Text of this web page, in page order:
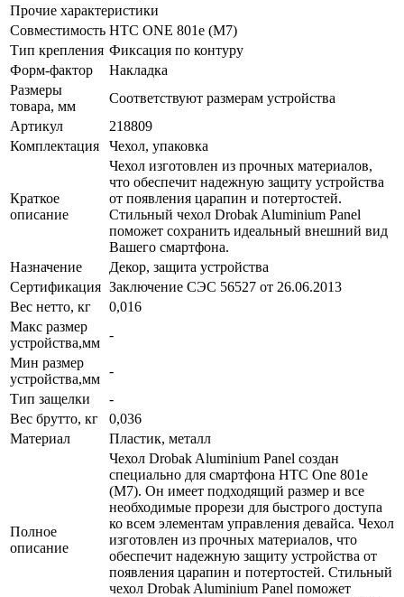
Прочие характеристики
Совместимость HTC ONE 801e (M7)
Тип крепления Фиксация по контуру
Форм-фактор
Накладка
Размеры
товара, мм
Соответствуют размерам устройства
Артикул
218809
Комплектация
Чехол, упаковка
Краткое
описание
Чехол изготовлен из прочных материалов,
что обеспечит надежную защиту устройства
от появления царапин и потертостей.
Стильный чехол Drobak Aluminium Panel
поможет сохранить идеальный внешний вид
Вашего смартфона.
Назначение
Декор, защита устройства
Сертификация Заключение СЭС 56527 от 26.06.2013
Вес нетто, кг
0,016
Макс размер
устройства,мм
-
Мин размер
устройства,мм
-
Тип защелки
-
Вес брутто, кг
0,036
Материал
Пластик, металл
Полное
описание
Чехол Drobak Aluminium Panel создан
специально для смартфона HTC One 801e
(M7). Он имеет подходящий размер и все
необходимые прорези для быстрого доступа
ко всем элементам управления девайса. Чехол
изготовлен из прочных материалов, что
обеспечит надежную защиту устройства от
появления царапин и потертостей. Стильный
чехол Drobak Aluminium Panel поможет